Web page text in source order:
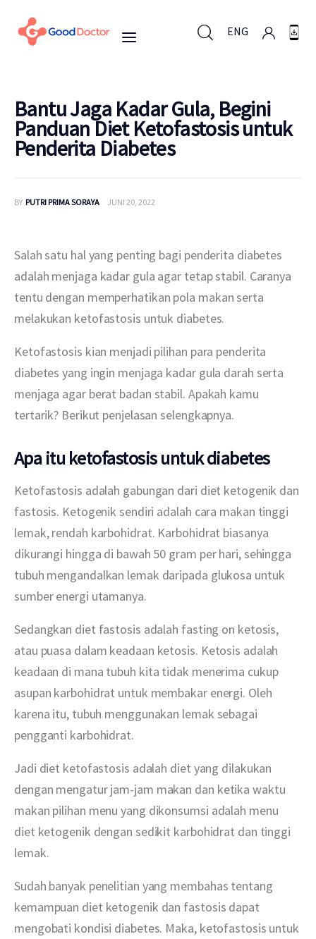
ENG
Untuk Bisnis
Berita
Layanan
Bantu Jaga Kadar Gula, Begini
Panduan Diet Ketofastosis untuk
Penderita Diabetes
BY PUTRI PRIMA SORAYA JUNI 20, 2022
Salah satu hal yang penting bagi penderita diabetes
adalah menjaga kadar gula agar tetap stabil. Caranya
tentu dengan memperhatikan pola makan serta
melakukan ketofastosis untuk diabetes.
Ketofastosis kian menjadi pilihan para penderita
diabetes yang ingin menjaga kadar gula darah serta
menjaga agar berat badan stabil. Apakah kamu
tertarik? Berikut penjelasan selengkapnya.
Apa itu ketofastosis untuk diabetes
Ketofastosis adalah gabungan dari diet ketogenik dan
fastosis. Ketogenik sendiri adalah cara makan tinggi
lemak, rendah karbohidrat. Karbohidrat biasanya
dikurangi hingga di bawah 50 gram per hari, sehingga
tubuh mengandalkan lemak daripada glukosa untuk
sumber energi utamanya.
Sedangkan diet fastosis adalah fasting on ketosis,
atau puasa dalam keadaan ketosis. Ketosis adalah
keadaan di mana tubuh kita tidak menerima cukup
asupan karbohidrat untuk membakar energi. Oleh
karena itu, tubuh menggunakan lemak sebagai
pengganti karbohidrat.
Jadi diet ketofastosis adalah diet yang dilakukan
dengan mengatur jam-jam makan dan ketika waktu
makan pilihan menu yang dikonsumsi adalah menu
diet ketogenik dengan sedikit karbohidrat dan tinggi
lemak.
Sudah banyak penelitian yang membahas tentang
kemampuan diet ketogenik dan fastosis dapat
mengobati kondisi diabetes. Maka, ketofastosis untuk